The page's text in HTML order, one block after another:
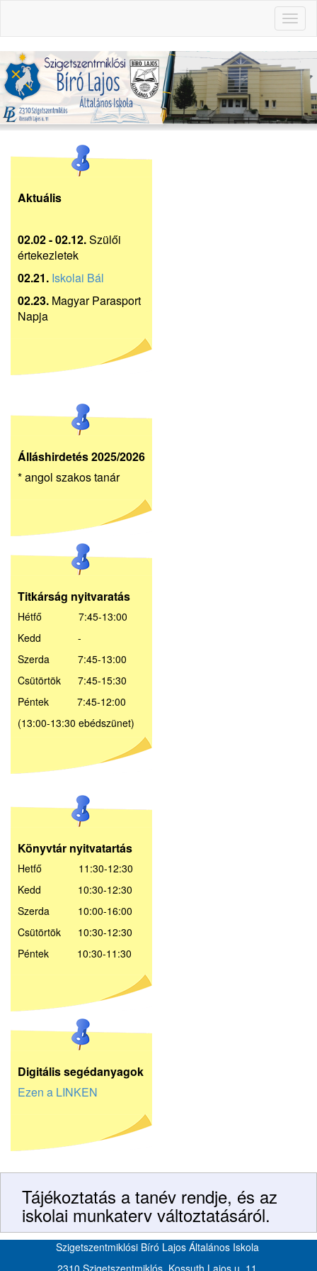
Aktuális
02.02 - 02.12.Szülői
értekezletek
02.21. Iskolai Bál
02.23. Magyar Parasport
Napja
Álláshirdetés 2025/2026
* angol szakos tanár
Titkárság nyitvaratás
Hétfő 7:45-13:00
Kedd -
Szerda 7:45-13:00
Csütörtök 7:45-15:30
Péntek 7:45-12:00
(13:00-13:30 ebédszünet)
Könyvtár nyitvatartás
Hetfő 11:30-12:30
Kedd 10:30-12:30
Szerda 10:00-16:00
Csütörtök 10:30-12:30
Péntek 10:30-11:30
Digitális segédanyagok
Ezen a LINKEN
Tájékoztatás a tanév rendje, és az
iskolai munkaterv változtatásáról.
Szigetszentmiklósi Bíró Lajos Általános Iskola